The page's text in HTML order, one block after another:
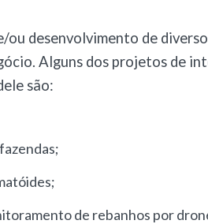
ou desenvolvimento de
Alguns dos projetos de
são:
;
;
de rebanhos por